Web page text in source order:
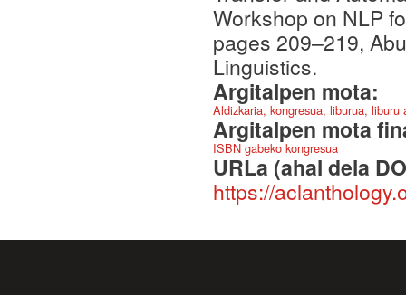
Workshop on NLP
pages 209–219,
Linguistics.
Argitalpen mota:
Aldizkaria, kongresua, liburua,
Argitalpen mota
ISBN gabeko kongresua
URLa (ahal dela
https://